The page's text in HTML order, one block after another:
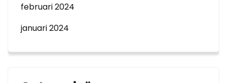
februari 2024
januari 2024